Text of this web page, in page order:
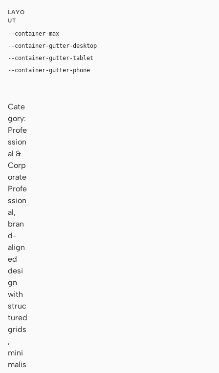
LAYO
UT
--container-max
--container-gutter-desktop
--container-gutter-tablet
--container-gutter-phone
Cate
gory:
Profe
ssion
al &
Corp
orate
Profe
ssion
al,
bran
d-
align
ed
desi
gn
with
struc
tured
grids
,
mini
malis